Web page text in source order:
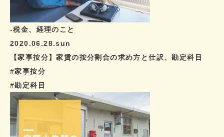
-税金、経理のこと
2020.06.28.sun
【家事按分】家賃の按分割合の求め方と仕訳、勘定科目
#家事按分
#勘定科目